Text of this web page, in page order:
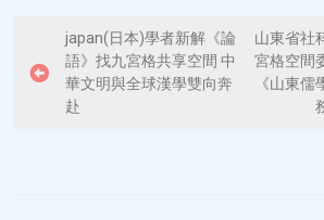
o
japan(日本)學者新解《論
語》找九宮格共享空間 中
華文明與全球漢學雙向奔
赴
山東省社
宮格空間
《山東